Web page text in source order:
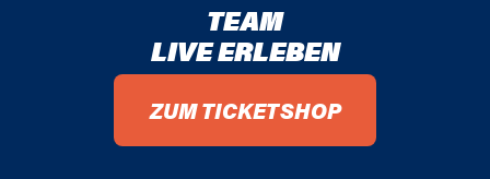
TEAM
LIVE ERLEBEN
ZUM TICKETSHOP